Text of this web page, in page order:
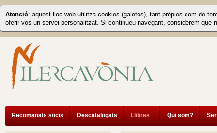
Atenció: aquest lloc web utilitza cookies (galetes), tant pròpies com de
oferir-vos un servei personalitzat. Si continueu navegant, considerem que
Recomanats socis Descatalogats Llibres Qui som?